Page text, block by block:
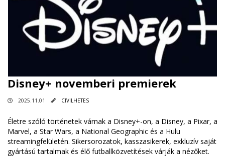
Disney+ novemberi premierek
2025.11.01 CIVILHETES
Életre szóló történetek várnak a Disney+-on, a Disney, a Pixar, a
Marvel, a Star Wars, a National Geographic és a Hulu
streamingfelületén. Sikersorozatok, kasszasikerek, exkluzív saját
gyártású tartalmak és élő futballközvetítések várják a nézőket.